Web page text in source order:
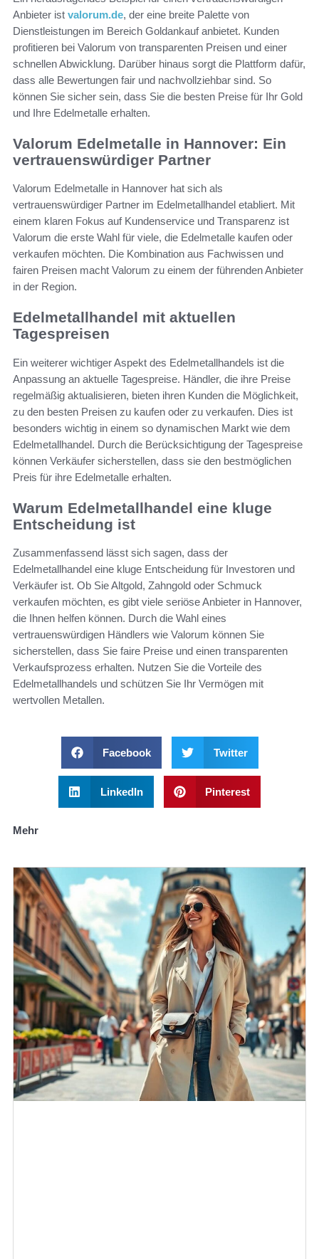
Anbieter ist valorum.de, der eine breite Palette von
Dienstleistungen im Bereich Goldankauf anbietet. Kunden
profitieren bei Valorum von transparenten Preisen und einer
schnellen Abwicklung. Darüber hinaus sorgt die Plattform dafür,
dass alle Bewertungen fair und nachvollziehbar sind. So
können Sie sicher sein, dass Sie die besten Preise für Ihr Gold
und Ihre Edelmetalle erhalten.
Valorum Edelmetalle in Hannover: Ein
vertrauenswürdiger Partner
Valorum Edelmetalle in Hannover hat sich als
vertrauenswürdiger Partner im Edelmetallhandel etabliert. Mit
einem klaren Fokus auf Kundenservice und Transparenz ist
Valorum die erste Wahl für viele, die Edelmetalle kaufen oder
verkaufen möchten. Die Kombination aus Fachwissen und
fairen Preisen macht Valorum zu einem der führenden Anbieter
in der Region.
Edelmetallhandel mit aktuellen
Tagespreisen
Ein weiterer wichtiger Aspekt des Edelmetallhandels ist die
Anpassung an aktuelle Tagespreise. Händler, die ihre Preise
regelmäßig aktualisieren, bieten ihren Kunden die Möglichkeit,
zu den besten Preisen zu kaufen oder zu verkaufen. Dies ist
besonders wichtig in einem so dynamischen Markt wie dem
Edelmetallhandel. Durch die Berücksichtigung der Tagespreise
können Verkäufer sicherstellen, dass sie den bestmöglichen
Preis für ihre Edelmetalle erhalten.
Warum Edelmetallhandel eine kluge
Entscheidung ist
Zusammenfassend lässt sich sagen, dass der
Edelmetallhandel eine kluge Entscheidung für Investoren und
Verkäufer ist. Ob Sie Altgold, Zahngold oder Schmuck
verkaufen möchten, es gibt viele seriöse Anbieter in Hannover,
die Ihnen helfen können. Durch die Wahl eines
vertrauenswürdigen Händlers wie Valorum können Sie
sicherstellen, dass Sie faire Preise und einen transparenten
Verkaufsprozess erhalten. Nutzen Sie die Vorteile des
Edelmetallhandels und schützen Sie Ihr Vermögen mit
wertvollen Metallen.
Facebook Twitter
LinkedIn Pinterest
Mehr